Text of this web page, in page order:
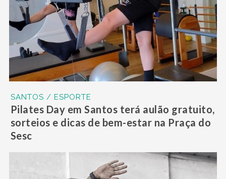
SANTOS / ESPORTE
Pilates Day em Santos terá aulão gratuito,
sorteios e dicas de bem-estar na Praça do
Sesc